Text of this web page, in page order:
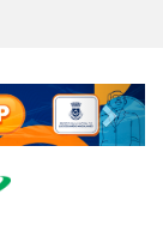
Next